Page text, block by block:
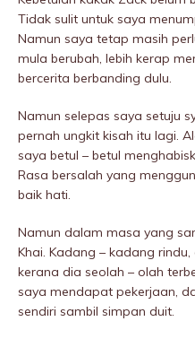
Tidak sulit untuk saya
Namun saya tetap masih
mula berubah, lebih kerap
bercerita berbanding dulu.
Namun selepas saya setuju
pernah ungkit kisah itu lagi.
saya betul – betul
Rasa bersalah yang
baik hati.
Namun dalam masa yang
Khai. Kadang – kadang
kerana dia seolah – olah
saya mendapat pekerjaan,
sendiri sambil simpan duit.